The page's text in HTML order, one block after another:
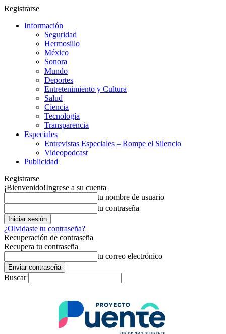
Registrarse
Información
Seguridad
Hermosillo
México
Sonora
Mundo
Deportes
Entretenimiento y Cultura
Salud
Ciencia
Tecnología
Transparencia
Especiales
Entrevistas Especiales – Rompe el Silencio
Videopodcast
Publicidad
Registrarse
¡Bienvenido!Ingrese a su cuenta
tu nombre de usuario
tu contraseña
¿Olvidaste tu contraseña?
Recuperación de contraseña
Recupera tu contraseña
tu correo electrónico
Buscar